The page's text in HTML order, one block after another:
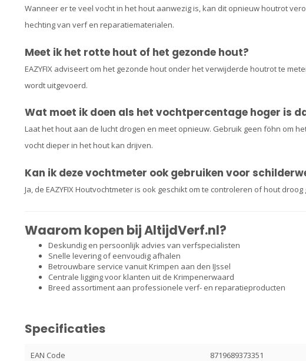
Wanneer er te veel vocht in het hout aanwezig is, kan dit opnieuw houtrot
hechting van verf en reparatiematerialen.
Meet ik het rotte hout of het gezonde hout?
EAZYFIX adviseert om het gezonde hout onder het verwijderde houtrot te
wordt uitgevoerd.
Wat moet ik doen als het vochtpercentage hoger is
Laat het hout aan de lucht drogen en meet opnieuw. Gebruik geen föhn om
vocht dieper in het hout kan drijven.
Kan ik deze vochtmeter ook gebruiken voor
Ja, de EAZYFIX Houtvochtmeter is ook geschikt om te controleren of hout
Waarom kopen bij AltijdVerf.nl?
Deskundig en persoonlijk advies van verfspecialisten
Snelle levering of eenvoudig afhalen
Betrouwbare service vanuit Krimpen aan den IJssel
Centrale ligging voor klanten uit de Krimpenerwaard
Breed assortiment aan professionele verf- en reparatieproducten
Specificaties
EAN Code 8719689373351